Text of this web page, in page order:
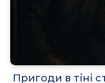
Пригоди в тіні